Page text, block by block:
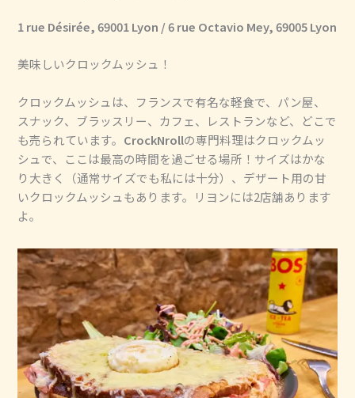
1 rue Désirée, 69001 Lyon / 6 rue Octavio Mey, 69005 Lyon
美味しいクロックムッシュ！
クロックムッシュは、フランスで有名な軽食で、パン屋、
スナック、ブラッスリー、カフェ、レストランなど、どこで
も売られています。 CrockNrollの専門料理はクロックムッ
シュで、ここは最高の時間を過ごせる場所！サイズはかな
り大きく（通常サイズでも私には十分）、デザート用の甘
いクロックムッシュもあります。リヨンには2店舗あります
よ。